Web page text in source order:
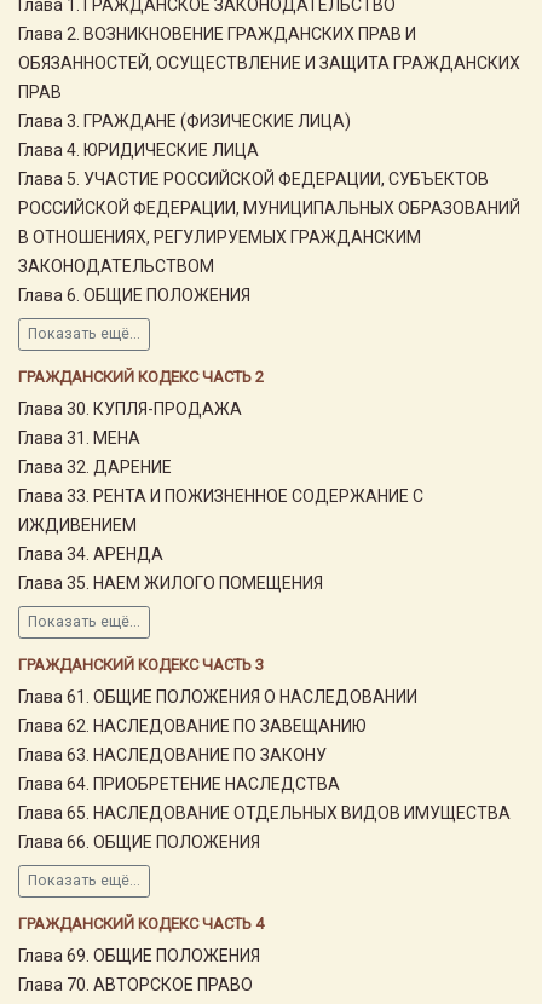
Глава 1. ГРАЖДАНСКОЕ ЗАКОНОДАТЕЛЬСТВО
Глава 2. ВОЗНИКНОВЕНИЕ ГРАЖДАНСКИХ ПРАВ И
ОБЯЗАННОСТЕЙ, ОСУЩЕСТВЛЕНИЕ И ЗАЩИТА ГРАЖДАНСКИХ
ПРАВ
Глава 3. ГРАЖДАНЕ (ФИЗИЧЕСКИЕ ЛИЦА)
Глава 4. ЮРИДИЧЕСКИЕ ЛИЦА
Глава 5. УЧАСТИЕ РОССИЙСКОЙ ФЕДЕРАЦИИ, СУБЪЕКТОВ
РОССИЙСКОЙ ФЕДЕРАЦИИ, МУНИЦИПАЛЬНЫХ ОБРАЗОВАНИЙ
В ОТНОШЕНИЯХ, РЕГУЛИРУЕМЫХ ГРАЖДАНСКИМ
ЗАКОНОДАТЕЛЬСТВОМ
Глава 6. ОБЩИЕ ПОЛОЖЕНИЯ
Показать ещё...
ГРАЖДАНСКИЙ КОДЕКС ЧАСТЬ 2
Глава 30. КУПЛЯ-ПРОДАЖА
Глава 31. МЕНА
Глава 32. ДАРЕНИЕ
Глава 33. РЕНТА И ПОЖИЗНЕННОЕ СОДЕРЖАНИЕ С
ИЖДИВЕНИЕМ
Глава 34. АРЕНДА
Глава 35. НАЕМ ЖИЛОГО ПОМЕЩЕНИЯ
Показать ещё...
ГРАЖДАНСКИЙ КОДЕКС ЧАСТЬ 3
Глава 61. ОБЩИЕ ПОЛОЖЕНИЯ О НАСЛЕДОВАНИИ
Глава 62. НАСЛЕДОВАНИЕ ПО ЗАВЕЩАНИЮ
Глава 63. НАСЛЕДОВАНИЕ ПО ЗАКОНУ
Глава 64. ПРИОБРЕТЕНИЕ НАСЛЕДСТВА
Глава 65. НАСЛЕДОВАНИЕ ОТДЕЛЬНЫХ ВИДОВ ИМУЩЕСТВА
Глава 66. ОБЩИЕ ПОЛОЖЕНИЯ
Показать ещё...
ГРАЖДАНСКИЙ КОДЕКС ЧАСТЬ 4
Глава 69. ОБЩИЕ ПОЛОЖЕНИЯ
Глава 70. АВТОРСКОЕ ПРАВО